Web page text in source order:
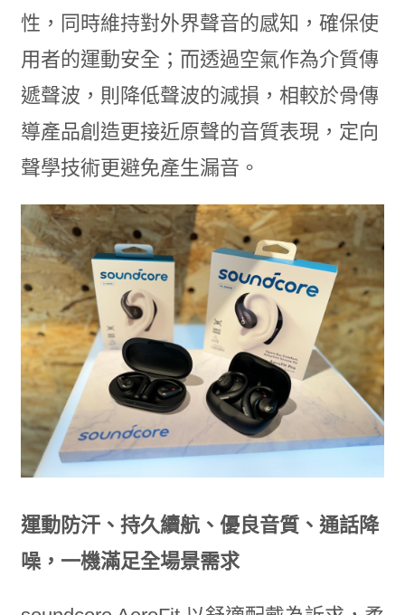
性，同時維持對外界聲音的感知，確保使
用者的運動安全；而透過空氣作為介質傳
遞聲波，則降低聲波的減損，相較於骨傳
導產品創造更接近原聲的音質表現，定向
聲學技術更避免產生漏音。
運動防汗、持久續航、優良音質、通話降
噪，一機滿足全場景需求